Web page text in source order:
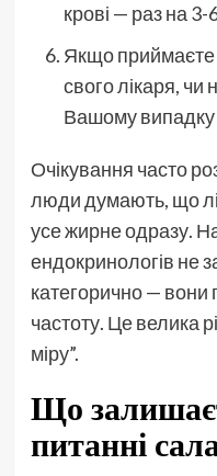
крові — раз на 3-
Якщо приймаєте
свого лікаря,
Вашому випадку
Очікування часто
люди думають, що
усе жирне одразу.
ендокринологів не
категорично — вони
частоту. Це велика
міру”.
Що
питанні